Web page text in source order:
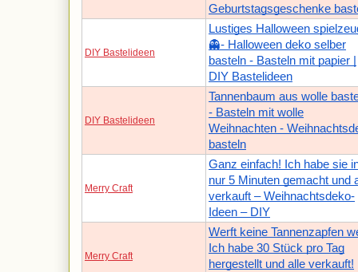
Geburtstagsgeschenke
DIY Bastelideen
Lustiges Halloween
👻- Halloween deko selber
basteln - Basteln mit papier |
DIY Bastelideen
DIY Bastelideen
Tannenbaum aus wolle
- Basteln mit wolle
Weihnachten -
basteln
Merry Craft
Ganz einfach! Ich habe sie
nur 5 Minuten gemacht und
verkauft – Weihnachtsdeko-
Ideen – DIY
Merry Craft
Werft keine Tannenzapfen
Ich habe 30 Stück pro Tag
hergestellt und alle verkauft!